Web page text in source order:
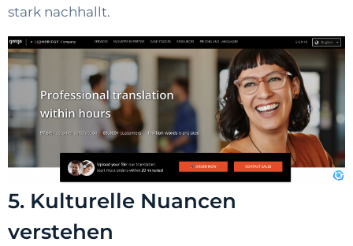
stark nachhallt.
5. Kulturelle Nuancen
verstehen